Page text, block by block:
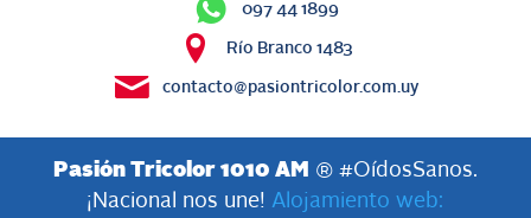
097 44 1899
Río Branco 1483
contacto@pasiontricolor.com.uy
Pasión Tricolor 1010 AM
® #OídosSanos.
¡Nacional nos une! Alojamiento web: